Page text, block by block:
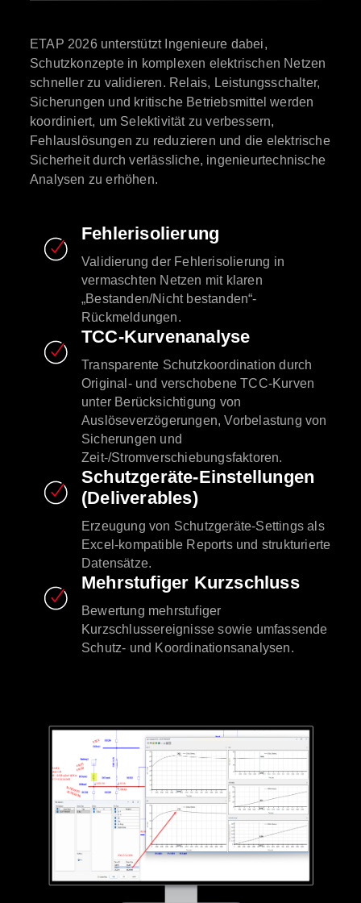
ETAP 2026 unterstützt Ingenieure dabei,
Schutzkonzepte in komplexen elektrischen Netzen
schneller zu validieren. Relais, Leistungsschalter,
Sicherungen und kritische Betriebsmittel werden
koordiniert, um Selektivität zu verbessern,
Fehlauslösungen zu reduzieren und die elektrische
Sicherheit durch verlässliche, ingenieurtechnische
Analysen zu erhöhen.
Fehlerisolierung
Validierung der Fehlerisolierung in
vermaschten Netzen mit klaren
„Bestanden/Nicht bestanden“-
Rückmeldungen.
TCC-Kurvenanalyse
Transparente Schutzkoordination durch
Original- und verschobene TCC-Kurven
unter Berücksichtigung von
Auslöseverzögerungen, Vorbelastung von
Sicherungen und
Zeit-/Stromverschiebungsfaktoren.
Schutzgeräte-Einstellungen
(Deliverables)
Erzeugung von Schutzgeräte-Settings als
Excel-kompatible Reports und strukturierte
Datensätze.
Mehrstufiger Kurzschluss
Bewertung mehrstufiger
Kurzschlussereignisse sowie umfassende
Schutz- und Koordinationsanalysen.